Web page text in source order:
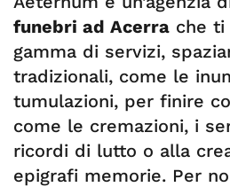
funebri ad Acerra che ti
gamma di servizi,
tradizionali, come le
tumulazioni, per finire
come le cremazioni, i
ricordi di lutto o alla
epigrafi memorie. Per